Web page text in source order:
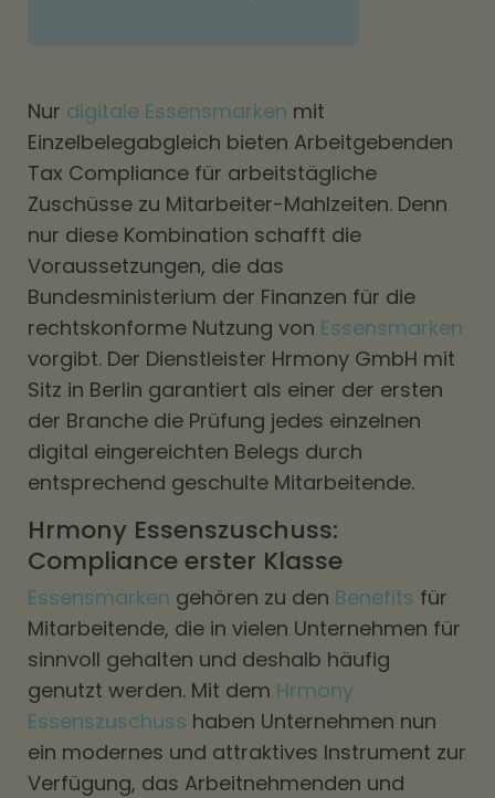
Nur digitale Essensmarken mit
Einzelbelegabgleich bieten Arbeitgebenden
Tax Compliance für arbeitstägliche
Zuschüsse zu Mitarbeiter-Mahlzeiten. Denn
nur diese Kombination schafft die
Voraussetzungen, die das
Bundesministerium der Finanzen für die
rechtskonforme Nutzung von Essensmarken
vorgibt. Der Dienstleister Hrmony GmbH mit
Sitz in Berlin garantiert als einer der ersten
der Branche die Prüfung jedes einzelnen
digital eingereichten Belegs durch
entsprechend geschulte Mitarbeitende.
Hrmony Essenszuschuss:
Compliance erster Klasse
Essensmarken gehören zu den Benefits für
Mitarbeitende, die in vielen Unternehmen für
sinnvoll gehalten und deshalb häufig
genutzt werden. Mit dem Hrmony
Essenszuschuss haben Unternehmen nun
ein modernes und attraktives Instrument zur
Verfügung, das Arbeitnehmenden und